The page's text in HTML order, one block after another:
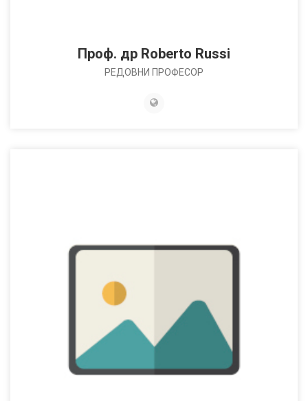
Проф. др Roberto Russi
РЕДОВНИ ПРОФЕСОР